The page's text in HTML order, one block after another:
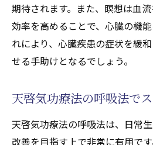
期待されます。また、瞑想は血
効率を高めることで、心臓の機
れにより、心臓疾患の症状を緩
せる手助けとなるでしょう。
天啓気功療法の呼吸法で
天啓気功療法の呼吸法は、日常
改善を目指す上で非常に有用で